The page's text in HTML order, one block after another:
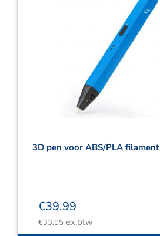
Winkelwagen
3D pen voor ABS/PLA filament
€39.99
€33.05 ex.btw